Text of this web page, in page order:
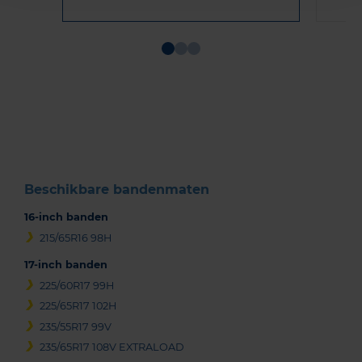
Beschikbare bandenmaten
16-inch banden
215/65R16 98H
17-inch banden
225/60R17 99H
225/65R17 102H
235/55R17 99V
235/65R17 108V EXTRALOAD